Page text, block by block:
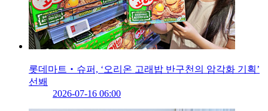
롯데마트‧슈퍼, ‘오리온 고래밥 반구천의 암각화 기획’
선봬
2026-07-16 06:00